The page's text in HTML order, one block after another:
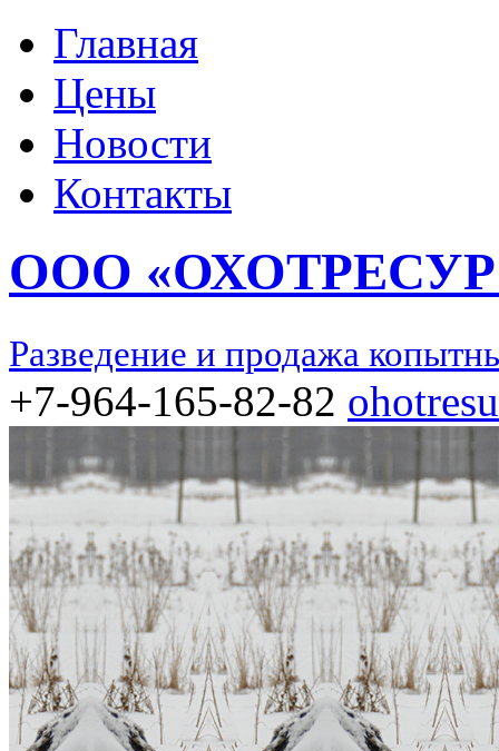
Главная
Цены
Новости
Контакты
ООО
Разведение и продажа
+7-964-165-82-82